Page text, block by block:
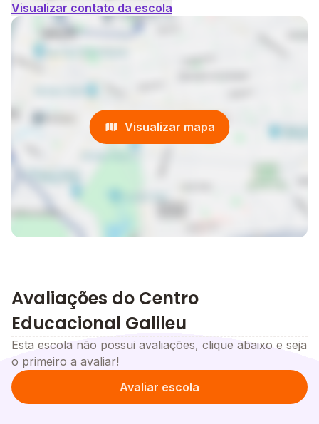
Visualizar contato da escola
Visualizar mapa
Avaliações do Centro
Educacional Galileu
Esta escola não possui avaliações, clique abaixo e seja
o primeiro a avaliar!
Avaliar escola